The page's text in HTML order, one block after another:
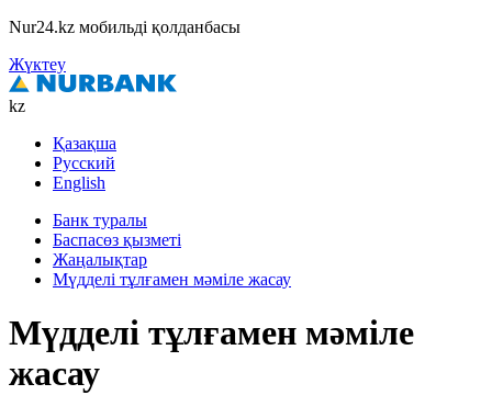
Nur24.kz мобильді қолданбасы
Жүктеу
kz
Қазақша
Русский
English
Банк туралы
Баспасөз қызметі
Жаңалықтар
Мүдделі тұлғамен мәміле жасау
Мүдделі тұлғамен мәміле
жасау